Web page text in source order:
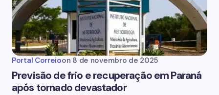
Portal Correioon 8 de novembro de 2025
Previsão de frio e recuperação em Paraná
após tornado devastador